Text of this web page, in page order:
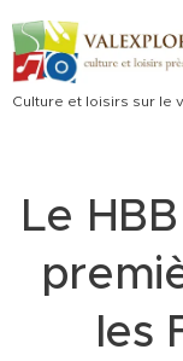
Culture et loisirs sur le
Le
les